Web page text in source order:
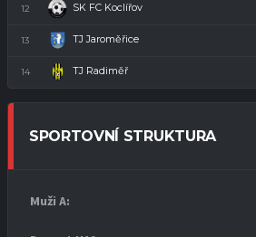
12 SK FC Koclířov
13 TJ Jaroměřice
14 TJ Radiměř
SPORTOVNÍ STRUKTURA
Muži A: